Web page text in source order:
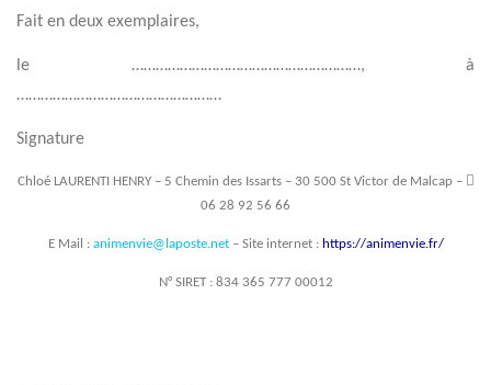
Fait en deux exemplaires,
le …………………………………………………, à
……………………………………………
Signature
Chloé LAURENTI HENRY – 5 Chemin des Issarts – 30 500 St Victor de Malcap – 
06 28 92 56 66
E Mail : animenvie@laposte.net– Site internet : https://animenvie.fr/
N° SIRET : 834 365 777 00012